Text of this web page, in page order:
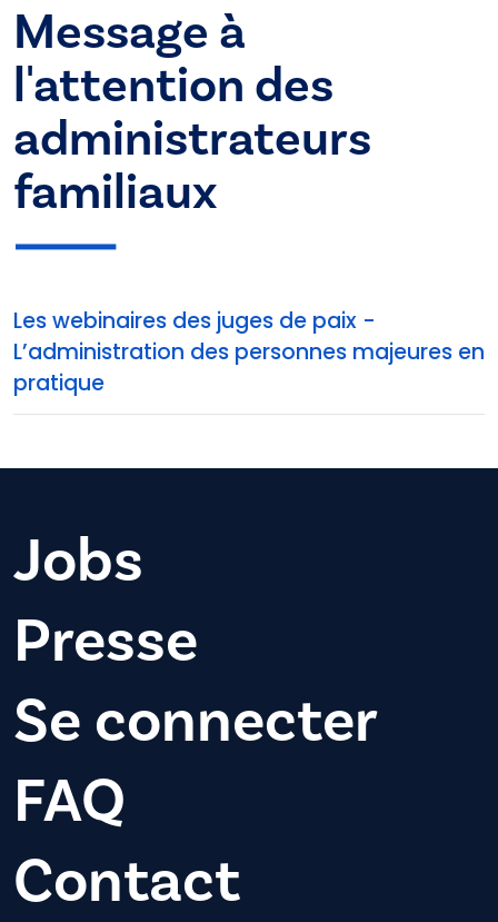
Message à
l'attention des
administrateurs
familiaux
Les webinaires des juges de paix -
L’administration des personnes majeures en
pratique
Jobs
Presse
Se connecter
FAQ
Contact